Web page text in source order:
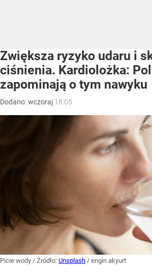
Zwiększa ryzyko udaru i
ciśnienia. Kardiolożka:
zapominają o tym nawyku
Dodano:wczoraj 18:05
Picie wody / Źródło: Unsplash / engin akyurt